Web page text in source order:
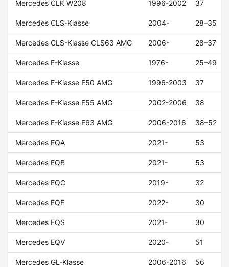
Mercedes CLK W208 1996-2002 37
Mercedes CLS-Klasse 2004- 28–35
Mercedes CLS-Klasse CLS63 AMG 2006- 28–37
Mercedes E-Klasse 1976- 25–49
Mercedes E-Klasse E50 AMG 1996-2003 37
Mercedes E-Klasse E55 AMG 2002-2006 38
Mercedes E-Klasse E63 AMG 2006-2016 38–52
Mercedes EQA 2021- 53
Mercedes EQB 2021- 53
Mercedes EQC 2019- 32
Mercedes EQE 2022- 30
Mercedes EQS 2021- 30
Mercedes EQV 2020- 51
Mercedes GL-Klasse 2006-2016 56